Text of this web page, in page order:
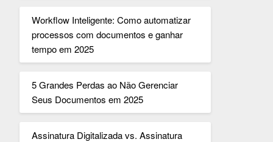
Workflow Inteligente: Como automatizar
processos com documentos e ganhar
tempo em 2025
5 Grandes Perdas ao Não Gerenciar
Seus Documentos em 2025
Assinatura Digitalizada vs. Assinatura